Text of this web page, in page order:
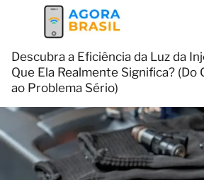
Descubra a Eficiência da Luz da
Que Ela Realmente Significa? (Do
ao Problema Sério)